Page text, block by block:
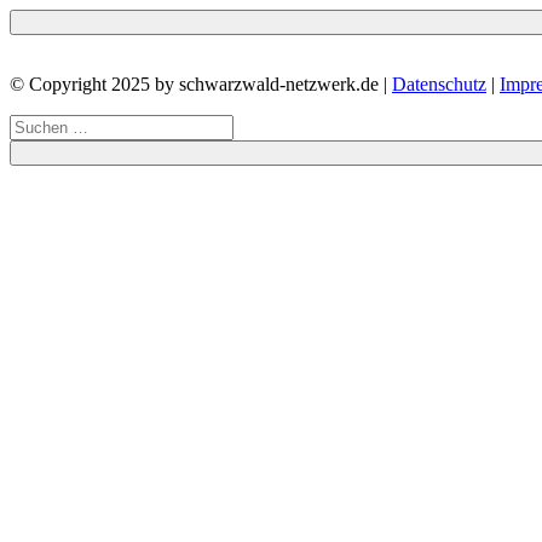
© Copyright 2025 by schwarzwald-netzwerk.de | Datenschutz |
Suchen
nach: